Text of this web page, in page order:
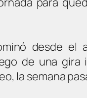
desde el
de una gira
la semana